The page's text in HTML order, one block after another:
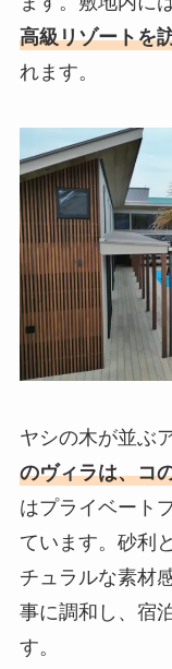
高級リゾートを
れます。
ヤシの木が並ぶ
のヴィラは、コ
はプライベート
ています。砂利
チュラルな素材
事に調和し、宿
す。